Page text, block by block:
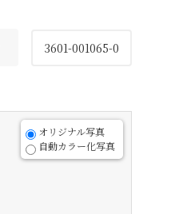
3601-001065-0
オリジナル写真
自動カラー化写真